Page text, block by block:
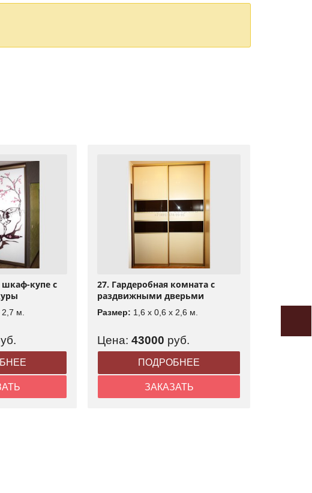
купе с
2,7 м.
27. Гардеробная комната с
раздвижными дверьми
Размер: 1,6 x 0,6 x 2,6 м.
Цена: 43000 руб.
ПОДРОБНЕЕ
ЗАКАЗАТЬ